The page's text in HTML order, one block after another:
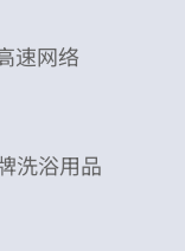
速网络
洗浴用品